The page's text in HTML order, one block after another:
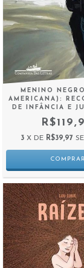
MENINO
AMERICANA):
DE INFÂNCIA E
3 X DE R$39,97